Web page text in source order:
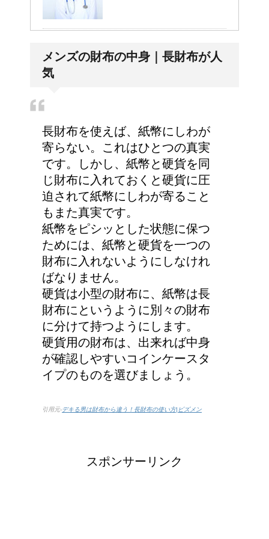
ける！意味と漢字の捉え
豆乳と納豆では、栄養の
何が違うの？
今月はピンチかも?!給料
から引かれる税金は月に
よって違う？
アメリカの大学に入学す
る時の年齢って何歳位？
トマトの収穫、なぜ実が
割れるのか？
日本の徴兵年齢は？
メンズの財布の中身｜長財布が人
気
長財布を使えば、紙幣にしわが
寄らない。これはひとつの真実
です。しかし、紙幣と硬貨を同
じ財布に入れておくと硬貨に圧
迫されて紙幣にしわが寄ること
もまた真実です。
紙幣をピシッとした状態に保つ
ためには、紙幣と硬貨を一つの
財布に入れないようにしなけれ
ばなりません。
硬貨は小型の財布に、紙幣は長
財布にというように別々の財布
に分けて持つようにします。
硬貨用の財布は、出来れば中身
が確認しやすいコインケースタ
イプのものを選びましょう。
引用元-デキる男は財布から違う！長財布の使い方|ビズメン
スポンサーリンク